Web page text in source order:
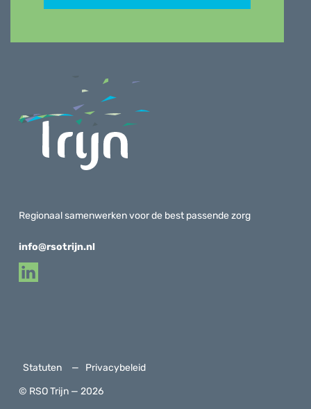
Regionaal samenwerken voor de best passende zorg
info@rsotrijn.nl
Statuten
Privacybeleid
© RSO Trijn — 2026